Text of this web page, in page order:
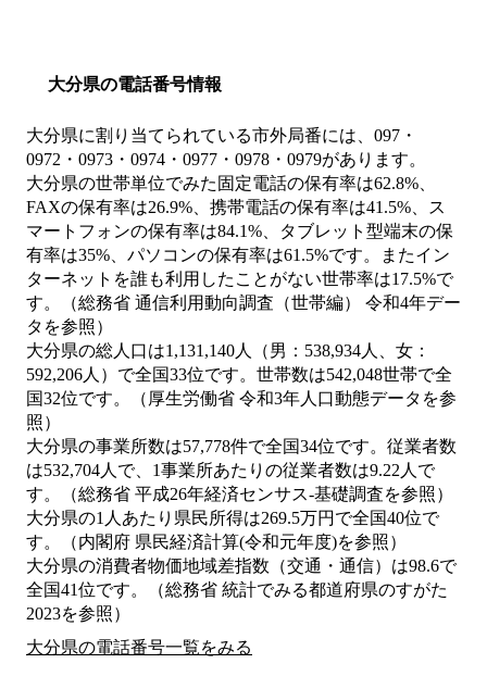
大分県の電話番号情報
大分県に割り当てられている市外局番には、097・
0972・0973・0974・0977・0978・0979があります。
大分県の世帯単位でみた固定電話の保有率は62.8%、
FAXの保有率は26.9%、携帯電話の保有率は41.5%、ス
マートフォンの保有率は84.1%、タブレット型端末の保
有率は35%、パソコンの保有率は61.5%です。またイン
ターネットを誰も利用したことがない世帯率は17.5%で
す。（総務省 通信利用動向調査（世帯編） 令和4年デー
タを参照）
大分県の総人口は1,131,140人（男：538,934人、女：
592,206人）で全国33位です。世帯数は542,048世帯で全
国32位です。（厚生労働省 令和3年人口動態データを参
照）
大分県の事業所数は57,778件で全国34位です。従業者数
は532,704人で、1事業所あたりの従業者数は9.22人で
す。（総務省 平成26年経済センサス‐基礎調査を参照）
大分県の1人あたり県民所得は269.5万円で全国40位で
す。（内閣府 県民経済計算(令和元年度)を参照）
大分県の消費者物価地域差指数（交通・通信）は98.6で
全国41位です。（総務省 統計でみる都道府県のすがた
2023を参照）
大分県の電話番号一覧をみる